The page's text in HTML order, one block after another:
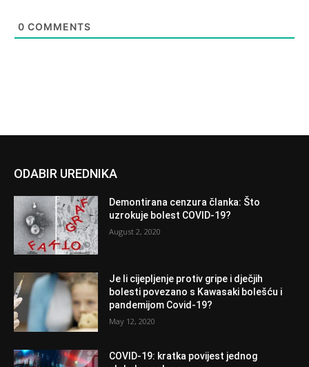
0 COMMENTS
ODABIR UREDNIKA
Demontirana cenzura članka: Što
uzrokuje bolest COVID-19?
August 2, 2020
Je li cijepljenje protiv gripe i dječjih
bolesti povezano s Kawasaki bolešću i
pandemijom Covid-19?
May 12, 2020
COVID-19: kratka povijest jednog